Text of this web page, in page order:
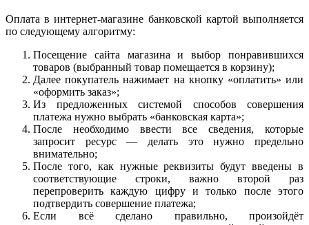
Оплата в интернет-магазине банковской картой выполняется
по следующему алгоритму:
Посещение сайта магазина и выбор понравившихся
товаров (выбранный товар помещается в корзину);
Далее покупатель нажимает на кнопку «оплатить» или
«оформить заказ»;
Из предложенных системой способов совершения
платежа нужно выбрать «банковская карта»;
После необходимо ввести все сведения, которые
запросит ресурс — делать это нужно предельно
внимательно;
После того, как нужные реквизиты будут введены в
соответствующие строки, важно второй раз
перепроверить каждую цифру и только после этого
подтвердить совершение платежа;
Если всё сделано правильно, произойдёт